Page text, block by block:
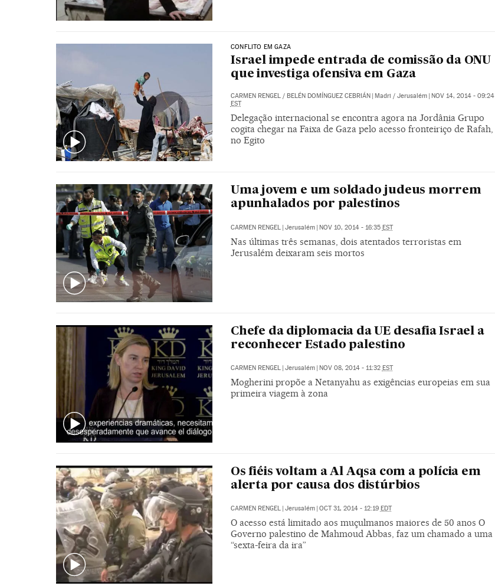
CONFLITO EM GAZA
Israel impede entrada de comissão da ONU
que investiga ofensiva em Gaza
CARMEN RENGEL/ BELÉN DOMÍNGUEZ CEBRIÁN Madri / Jerusalém
NOV 14, 2014 - 09:24
EST
Delegação internacional se encontra agora na Jordânia Grupo
cogita chegar na Faixa de Gaza pelo acesso fronteiriço de Rafah,
no Egito
Uma jovem e um soldado judeus morrem
apunhalados por palestinos
CARMEN RENGEL | Jerusalém | NOV 10, 2014 - 16:35 EST
Nas últimas três semanas, dois atentados terroristas em
Jerusalém deixaram seis mortos
Chefe da diplomacia da UE desafia Israel a
reconhecer Estado palestino
CARMEN RENGEL Jerusalém NOV 08, 2014 - 11:32 EST
Mogherini propõe a Netanyahu as exigências europeias em sua
primeira viagem à zona
Os fiéis voltam a Al Aqsa com a polícia em
alerta por causa dos distúrbios
CARMEN RENGEL | Jerusalém | OCT 31, 2014 - 12:19 EDT
O acesso está limitado aos muçulmanos maiores de 50 anos O
Governo palestino de Mahmoud Abbas, faz um chamado a uma
“sexta-feira da ira”